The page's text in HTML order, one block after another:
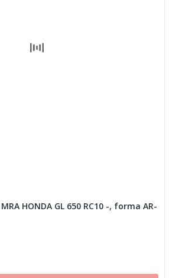
HONDA GL 650 RC10 -, forma AR-